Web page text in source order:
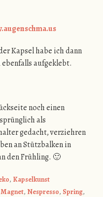
Kapsel habe ich dann
aufgeklebt.
noch einen
als
gedacht, verziehren
an Stützbalken in
den Frühling. 🙂
, Kapselkunst
Magnet, Nespresso, Spring,